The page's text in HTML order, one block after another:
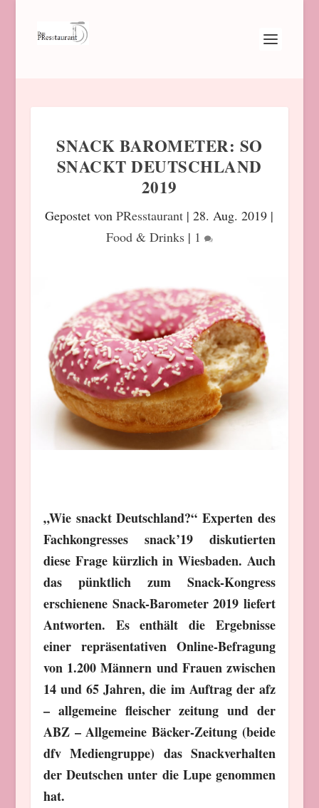
SNACK BAROMETER: SO
SNACKT DEUTSCHLAND
2019
Gepostet vonPResstaurant |28. Aug. 2019 |
Food & Drinks| 1
„Wie snackt Deutschland?“ Experten des
Fachkongresses snack’19 diskutierten
diese Frage kürzlich in Wiesbaden. Auch
das pünktlich zum Snack-Kongress
erschienene Snack-Barometer 2019 liefert
Antworten. Es enthält die Ergebnisse
einer repräsentativen Online-Befragung
von 1.200 Männern und Frauen zwischen
14 und 65 Jahren, die im Auftrag der afz
– allgemeine fleischer zeitung und der
ABZ – Allgemeine Bäcker-Zeitung (beide
dfv Mediengruppe) das Snackverhalten
der Deutschen unter die Lupe genommen
hat.